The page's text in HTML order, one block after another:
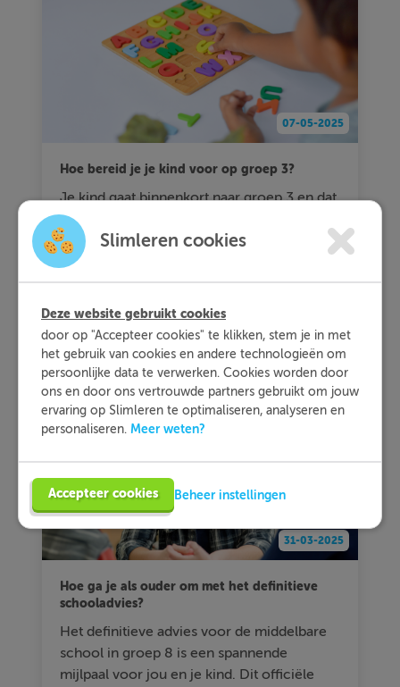
07-05-2025
Hoe bereid je je kind voor op groep 3?
Je kind gaat binnenkort naar groep 3 en dat
is een spannende tijd. De stap van veel
spelen naar zelf aan tafel werken is nu
eenmaal best groot. Wat leert hij of zij
eigenlijk allemaal en hoe kan je je kind het
beste voorbereiden op groep 3? We delen
het in dit artikel.
Lees verder >
31-03-2025
Hoe ga je als ouder om met het definitieve
schooladvies?
Het definitieve advies voor de middelbare
school in groep 8 is een spannende
mijlpaal voor jou en je kind. Dit officiële
Slimleren cookies
Deze website gebruikt cookies
door op "Accepteer cookies" te klikken, stem je in met
het gebruik van cookies en andere technologieën om
persoonlijke data te verwerken. Cookies worden door
ons en door ons vertrouwde partners gebruikt om jouw
ervaring op Slimleren te optimaliseren, analyseren en
personaliseren. Meer weten?
Accepteer cookies Beheer instellingen